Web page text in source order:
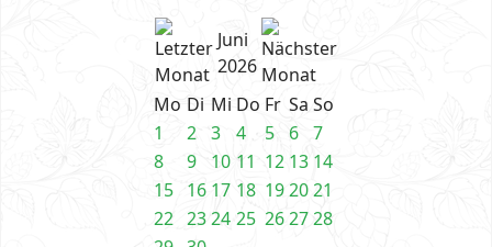
Juni
2026
Mo Di Mi Do Fr Sa So
1
2 3 4 5 6 7
8
9 10 11 12 13 14
15 16 17 18 192021
22 2324 25 262728